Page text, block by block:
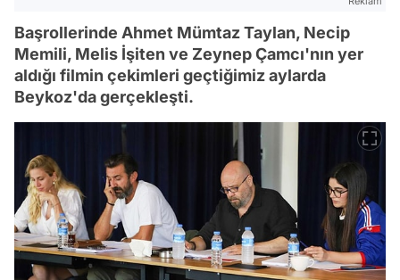
Başrollerinde Ahmet Mümtaz Taylan, Necip
Memili, Melis İşiten ve Zeynep Çamcı'nın yer
aldığı filmin çekimleri geçtiğimiz aylarda
Beykoz'da gerçekleşti.